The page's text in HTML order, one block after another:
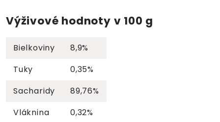
Výživové hodnoty v 100 g
Bielkoviny
8,9%
Tuky
0,35%
Sacharidy
89,76%
Vláknina
0,32%